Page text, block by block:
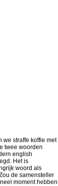
we straffe koffie met
twee woorden
english
Het is
woord als
de samensteller
moment hebben